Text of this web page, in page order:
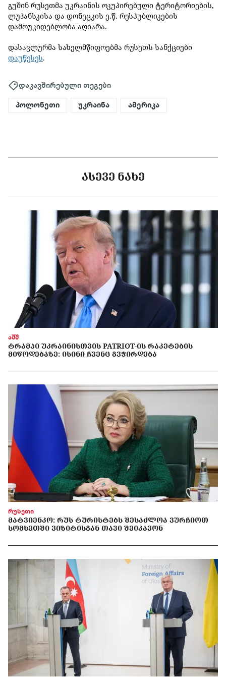
გუშინ რუსეთმა უკრაინის ოკუპირებული ტერიტორიების,
ლუჰანსკისა და დონეცკის ე.წ. რესპუბლიკების
დამოუკიდებლობა აღიარა.
დასავლურმა სახელმწიფოებმა რუსეთს სანქციები
დაუწესეს.
დაკავშირებული თეგები
პოლონეთი უკრაინა ამერიკა
ᲐᲡᲔᲕᲔ ᲜᲐᲮᲔ
აშშ
ᲢᲠᲐᲛᲞᲘ ᲣᲙᲠᲐᲘᲜᲘᲡᲗᲕᲘᲡ PATRIOT-ᲘᲡ ᲠᲐᲙᲔᲢᲔᲑᲘᲡ
ᲛᲘᲬᲝᲓᲔᲑᲐᲖᲔ: ᲘᲡᲘᲜᲘ ᲩᲕᲔᲜᲪ ᲒᲕᲭᲘᲠᲓᲔᲑᲐ
რუსეთი
ᲛᲐᲢᲕᲘᲔᲜᲙᲝ: ᲠᲣᲡ ᲢᲣᲠᲘᲡᲢᲔᲑᲡ ᲨᲔᲡᲐᲫᲚᲝᲐ ᲕᲣᲠᲩᲘᲝᲗ
ᲡᲝᲛᲮᲔᲗᲨᲘ ᲕᲘᲖᲘᲢᲘᲡᲒᲐᲜ ᲗᲐᲕᲘ ᲨᲔᲘᲙᲐᲕᲝᲜ